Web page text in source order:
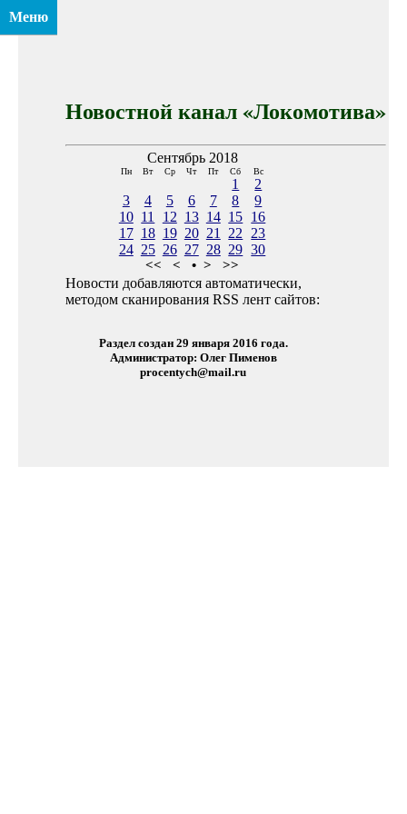
Меню
Новостной канал «Локомотива»
Сентябрь 2018
Пн Вт Ср Чт Пт Сб Вс
1
2
3
4 5 6 7 8
9
10 11 12 13 14 15 16
17 18 19 20 21 22
23
24 25 26 27 28 29 30
<< < • > >>
Новости добавляются автоматически,
методом сканирования RSS лент сайтов:
Раздел создан 29 января 2016 года.
Администратор: Олег Пименов
procentych@mail.ru